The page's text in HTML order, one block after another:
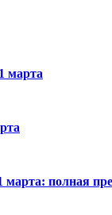
марта
полная